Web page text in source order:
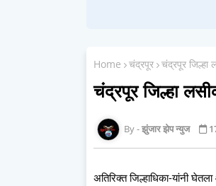
Home चंद्रपूर चंद्रपूर जिल्हा
चंद्रपूर जिल्हा
झुंजार झेप न्युज
अतिरिक्त जिल्हाधिका-यांनी